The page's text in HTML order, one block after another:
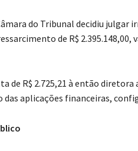
do Tribunal decidiu julgar
de R$
de R$ 2.725,21 à então
aplicações financeiras,